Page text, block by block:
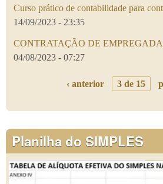
Curso prático de contabilidade para
14/09/2023 - 23:35
CONTRATAÇÃO DE
04/08/2023 - 07:27
‹ anterior 3 de 15
Planilha do SIMPLES